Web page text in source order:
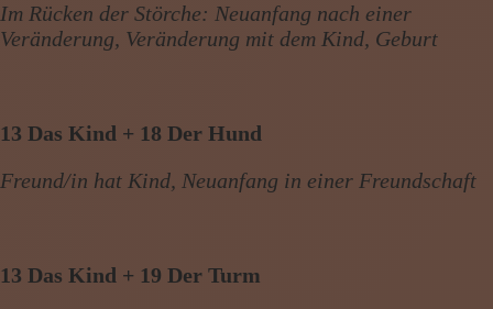
Im Rücken der Störche: Neuanfang nach einer
Veränderung, Veränderung mit dem Kind, Geburt
13 Das Kind + 18 Der Hund
Freund/in hat Kind, Neuanfang in einer Freundschaft
13 Das Kind + 19 Der Turm